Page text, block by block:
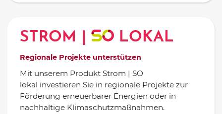
STROM | LOKAL
Regionale Projekte unterstützen
Mit unserem Produkt Strom | SO
lokal investieren Sie in regionale Projekte zur
Förderung erneuerbarer Energien oder in
nachhaltige Klimaschutzmaßnahmen.